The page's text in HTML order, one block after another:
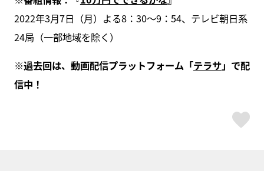
2022年3月7日（月）よる8：30～9：54、テレビ朝日系
24局（一部地域を除く）
※過去回は、動画配信プラットフォーム「テラサ」で配
信中！